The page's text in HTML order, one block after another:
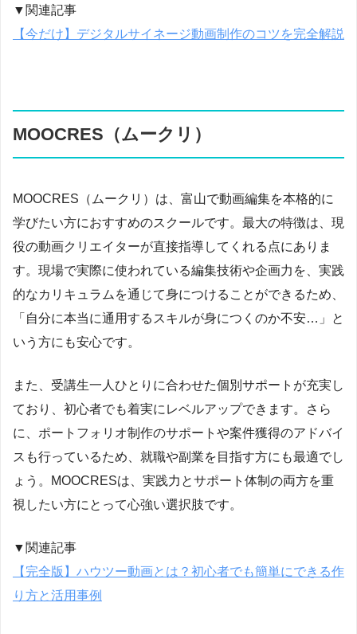
▼関連記事
【今だけ】デジタルサイネージ動画制作のコツを完全解説
MOOCRES（ムークリ）
MOOCRES（ムークリ）は、富山で動画編集を本格的に
学びたい方におすすめのスクールです。最大の特徴は、現
役の動画クリエイターが直接指導してくれる点にありま
す。現場で実際に使われている編集技術や企画力を、実践
的なカリキュラムを通じて身につけることができるため、
「自分に本当に通用するスキルが身につくのか不安…」と
いう方にも安心です。
また、受講生一人ひとりに合わせた個別サポートが充実し
ており、初心者でも着実にレベルアップできます。さら
に、ポートフォリオ制作のサポートや案件獲得のアドバイ
スも行っているため、就職や副業を目指す方にも最適でし
ょう。MOOCRESは、実践力とサポート体制の両方を重
視したい方にとって心強い選択肢です。
▼関連記事
【完全版】ハウツー動画とは？初心者でも簡単にできる作
り方と活用事例